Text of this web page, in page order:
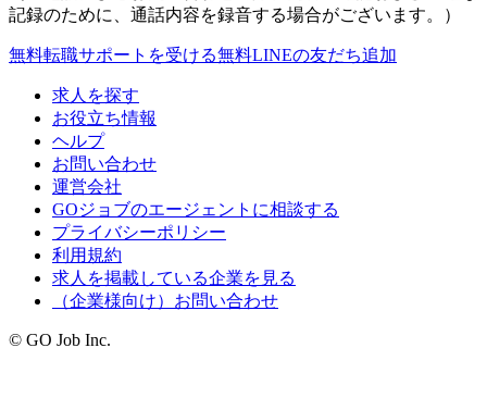
記録のために、通話内容を録音する場合がございます。）
無料転職サポートを受ける無料LINEの友だち追加
求人を探す
お役立ち情報
ヘルプ
お問い合わせ
運営会社
GOジョブのエージェントに相談する
プライバシーポリシー
利用規約
求人を掲載している企業を見る
（企業様向け）お問い合わせ
© GO Job Inc.